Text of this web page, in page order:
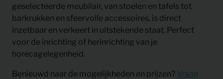
geselecteerde meubilair, van stoelen en tafels tot
barkrukken en sfeervolle accessoires, is direct
inzetbaar en verkeert in uitstekende staat. Perfect
voor de inrichting of herinrichting van je
horecagelegenheid.
Benieuwd naar de mogelijkheden en prijzen? Vraag